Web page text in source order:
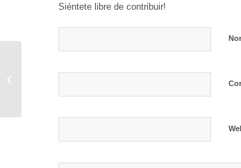
Siéntete libre de contribuir!